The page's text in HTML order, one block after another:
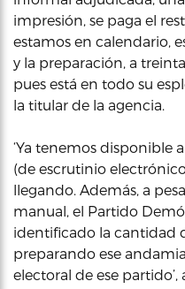
impresión, se paga el
estamos en calendario,
y la preparación, a
pues está en todo su
la titular de la agencia.
‘Ya tenemos disponible
(de escrutinio
llegando. Además, a
manual, el Partido
identificado la cantidad
preparando ese
electoral de ese partido’,